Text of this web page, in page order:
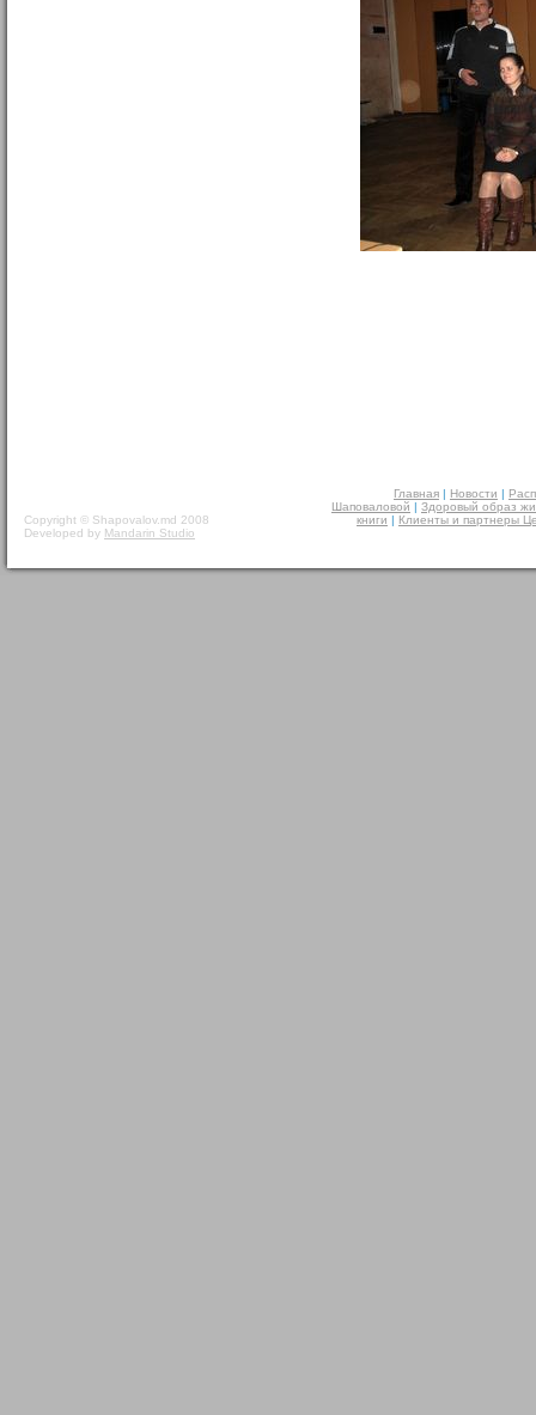
Copyright © Shapovalov.md 2008
Developed by Mandarin Studio
Главная | Новости |
Шаповаловой | Здоровый образ
книги | Клиенты и партнеры